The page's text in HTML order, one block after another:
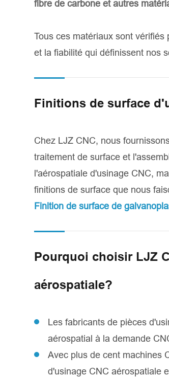
fibre de carbone et autres
Tous ces matériaux sont
et la fiabilité qui définissent nos
Finitions de surface
Chez LJZ CNC, nous
traitement de surface et
l'aérospatiale d'usinage CNC,
finitions de surface que nous
Finition de surface de
Pourquoi choisir LJZ
aérospatiale?
Les fabricants de pièces
aérospatial à la demande
Avec plus de cent machines
d'usinage CNC aérospatiale